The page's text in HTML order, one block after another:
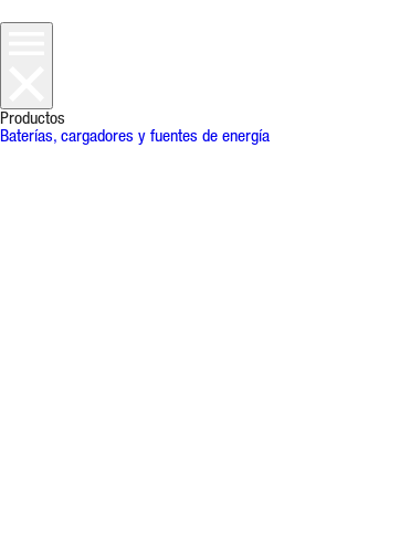
Productos
Baterías, cargadores y fuentes de energía